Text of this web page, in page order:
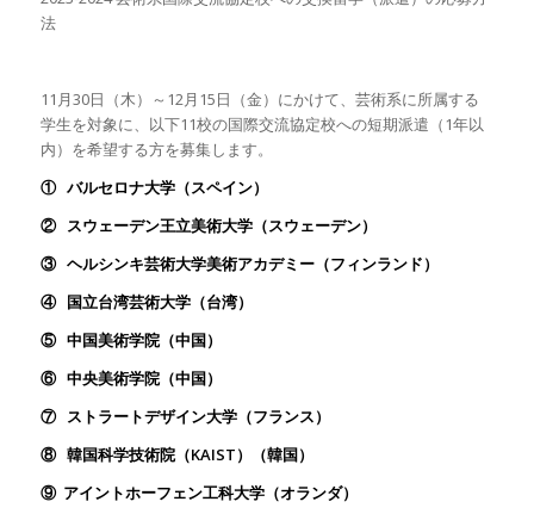
法
11月30日（木）～12月15日（金）にかけて、芸術系に所属する
学生を対象に、以下11校の国際交流協定校への短期派遣（1年以
内）を希望する方を募集します。
① バルセロナ大学（スペイン）
② スウェーデン王立美術大学（スウェーデン）
③ ヘルシンキ芸術大学美術アカデミー（フィンランド）
④ 国立台湾芸術大学（台湾）
⑤ 中国美術学院（中国）
⑥中央美術学院（中国）
⑦ストラートデザイン大学（フランス）
⑧ 韓国科学技術院（KAIST）（韓国）
⑨ アイントホーフェン工科大学（オランダ）